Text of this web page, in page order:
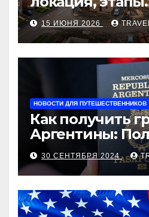
строительства,
застройщика,
оформления
рыночные
15 ИЮНЯ 2026
НОВОСТИ ДЛЯ ПУТЕШЕСТВЕННИКОВ
Как получить
Аргентины:
руководство
30 СЕНТЯБРЯ 2024